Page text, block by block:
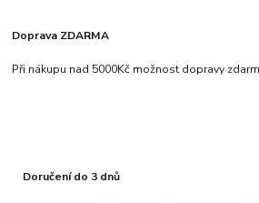
Doprava ZDARMA
Při nákupu nad 5000Kč možnost dopravy
Doručení do 3 dnů